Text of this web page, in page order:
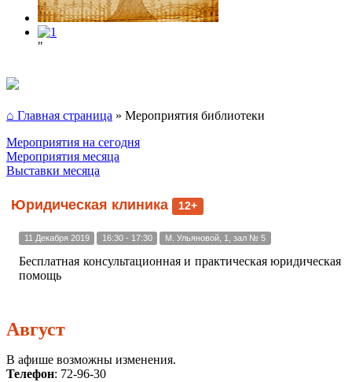
"
⌂ Главная страница » Мероприятия библиотеки
Мероприятия на сегодня
Мероприятия месяца
Выставки месяца
Юридическая клиника 12+
11 Декабря 2019 16:30 - 17:30 М. Ульяновой, 1, зал № 5
Бесплатная консультационная и практическая юридическая
помощь
Август
В афише возможны изменения.
Телефон: 72-96-30